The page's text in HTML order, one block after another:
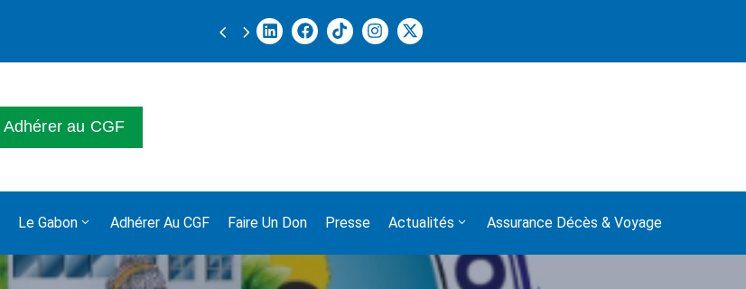
Joyeuse fête de l’Indépendance à tous les Gabonais de France !
Adhérer au CGF
Le Gabon Adhérer Au CGF Faire Un Don Presse Actualités Assurance Décès & Voyage